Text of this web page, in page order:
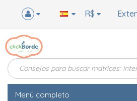
R$
Menú completo